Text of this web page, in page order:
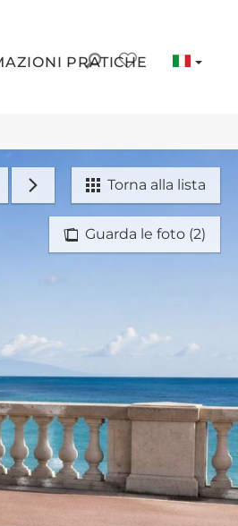
PRATICHE
Guarda le foto (2)
Torna alla lista